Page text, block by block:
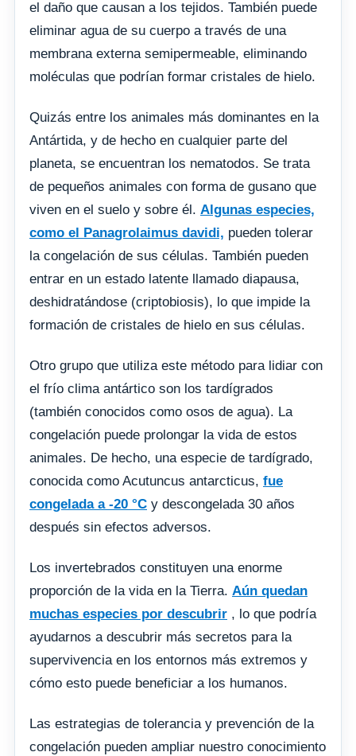
el daño que causan a los tejidos. También puede
eliminar agua de su cuerpo a través de una
membrana externa semipermeable, eliminando
moléculas que podrían formar cristales de hielo.
Quizás entre los animales más dominantes en la
Antártida, y de hecho en cualquier parte del
planeta, se encuentran los nematodos. Se trata
de pequeños animales con forma de gusano que
viven en el suelo y sobre él. Algunas especies,
como el Panagrolaimus davidi, pueden tolerar
la congelación de sus células. También pueden
entrar en un estado latente llamado diapausa,
deshidratándose (criptobiosis), lo que impide la
formación de cristales de hielo en sus células.
Otro grupo que utiliza este método para lidiar con
el frío clima antártico son los tardígrados
(también conocidos como osos de agua). La
congelación puede prolongar la vida de estos
animales. De hecho, una especie de tardígrado,
conocida como Acutuncus antarcticus, fue
congelada a -20 °C y descongelada 30 años
después sin efectos adversos.
Los invertebrados constituyen una enorme
proporción de la vida en la Tierra. Aún quedan
muchas especies por descubrir , lo que podría
ayudarnos a descubrir más secretos para la
supervivencia en los entornos más extremos y
cómo esto puede beneficiar a los humanos.
Las estrategias de tolerancia y prevención de la
congelación pueden ampliar nuestro conocimiento